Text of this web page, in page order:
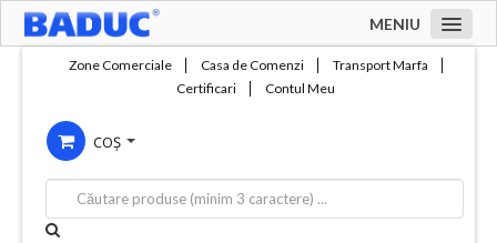
MENIU
Compania
Servicii
Productie
Zone Comerciale Casa de Comenzi
Transport Marfa
Certificari
Contul Meu
COȘ